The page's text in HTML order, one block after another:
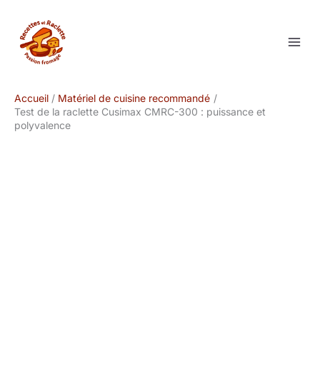
contenu
Accueil
Matériel de cuisine recommandé
Test de la raclette Cusimax CMRC-300 : puissance et
polyvalence